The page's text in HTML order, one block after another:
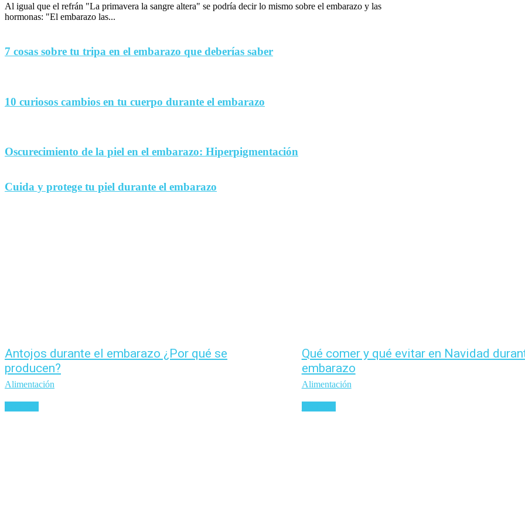
Al igual que el refrán "La primavera la sangre altera" se podría decir lo mismo sobre el embarazo y las
hormonas: "El embarazo las...
7 cosas sobre tu tripa en el embarazo que deberías saber
10 curiosos cambios en tu cuerpo durante el embarazo
Oscurecimiento de la piel en el embarazo: Hiperpigmentación
Cuida y protege tu piel durante el embarazo
Antojos durante el embarazo ¿Por qué se
producen?
Alimentación
Qué comer y qué evitar en Navidad
embarazo
Alimentación